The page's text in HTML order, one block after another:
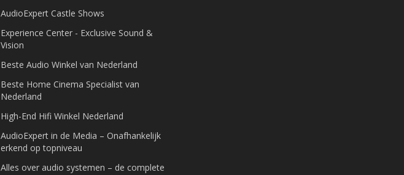
AudioExpert Castle Shows
Experience Center - Exclusive Sound &
Vision
Beste Audio Winkel van Nederland
Beste Home Cinema Specialist van
Nederland
High-End Hifi Winkel Nederland
AudioExpert in de Media – Onafhankelijk
erkend op topniveau
Alles over audio systemen – de complete